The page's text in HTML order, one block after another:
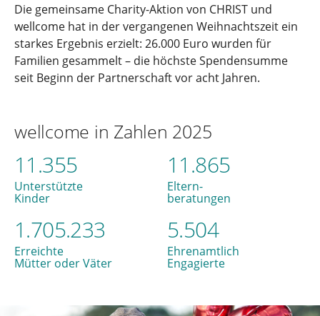
Die gemeinsame Charity-Aktion von CHRIST und
wellcome hat in der vergangenen Weihnachtszeit ein
starkes Ergebnis erzielt: 26.000 Euro wurden für
Familien gesammelt – die höchste Spendensumme
seit Beginn der Partnerschaft vor acht Jahren.
wellcome in Zahlen 2025
11.355
Unterstützte
Kinder
11.865
Eltern-
beratungen
1.705.233
Erreichte
Mütter oder Väter
5.504
Ehrenamtlich
Engagierte